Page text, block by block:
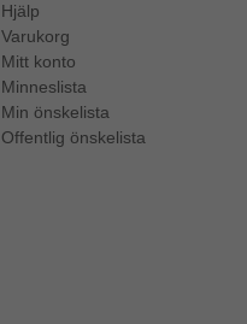
Hjälp
Varukorg
Mitt konto
Minneslista
Min önskelista
Offentlig önskelista